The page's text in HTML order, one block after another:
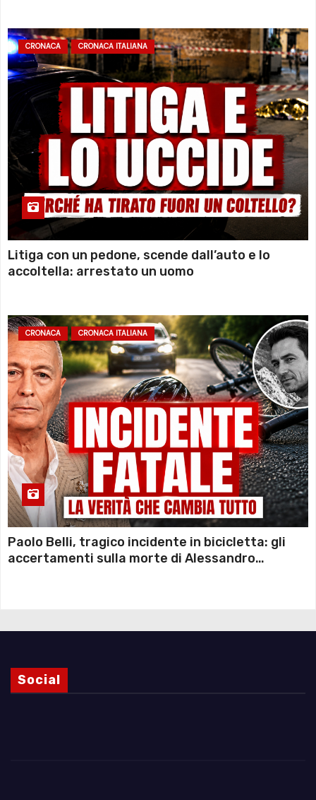
CRONACA CRONACA ITALIANA
Litiga con un pedone, scende dall’auto e lo
accoltella: arrestato un uomo
CRONACA CRONACA ITALIANA
Paolo Belli, tragico incidente in bicicletta: gli
accertamenti sulla morte di Alessandro
Social